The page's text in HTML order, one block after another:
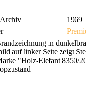
1969
in
auf linker Seite zeigt
"Holz-Elefant 8350/